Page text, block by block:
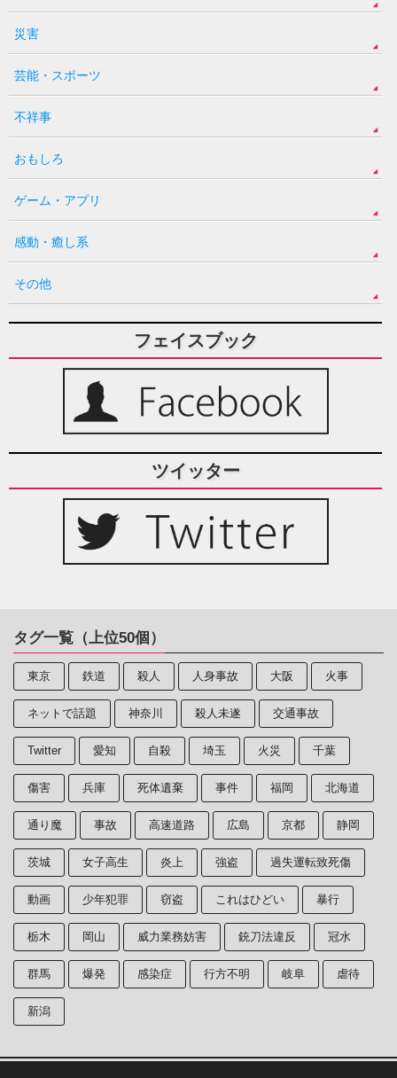
災害
芸能・スポーツ
不祥事
おもしろ
ゲーム・アプリ
感動・癒し系
その他
フェイスブック
ツイッター
タグ一覧（上位50個）
東京 鉄道 殺人 人身事故 大阪 火事
ネットで話題 神奈川 殺人未遂 交通事故
Twitter 愛知 自殺 埼玉 火災 千葉
傷害 兵庫 死体遺棄 事件 福岡 北海道
通り魔 事故 高速道路 広島 京都 静岡
茨城 女子高生 炎上 強盗 過失運転致死傷
動画 少年犯罪 窃盗 これはひどい 暴行
栃木 岡山 威力業務妨害 銃刀法違反 冠水
群馬 爆発 感染症 行方不明 岐阜 虐待
新潟